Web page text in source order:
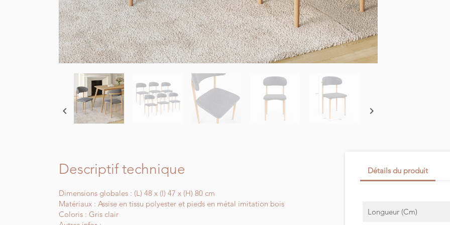
 
Descriptif technique
Dimensions globales : (L) 48 x (l) 47 x (H) 80 cm
Matériaux : Assise en tissu polyester et pieds en métal imitation bois
Coloris : Gris clair
Détails du produit
Longueur (cm)